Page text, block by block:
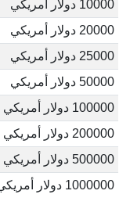
10000 دولار أمريكي
20000 دولار أمريكي
25000 دولار أمريكي
50000 دولار أمريكي
100000 دولار أمريكي
200000 دولار أمريكي
500000 دولار أمريكي
1000000 دولار أمريكي